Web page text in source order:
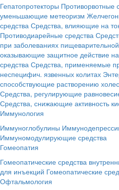
Гепатопротекторы Противорвотные
уменьшающие метеоризм
средства Средства, влияющие на
Противодиарейные средства
при заболеваниях
оказывающие защитное действие
средства Средства, применяемые
неспецифич. язвенных колитах
способствующие растворению
Средства, регулирующие
Средства, снижающие активность
Иммунология
Иммуноглобулины
Иммуномодулирующие средства
Гомеопатия
Гомеопатические средства
для инъекций Гомеопатические
Офтальмология